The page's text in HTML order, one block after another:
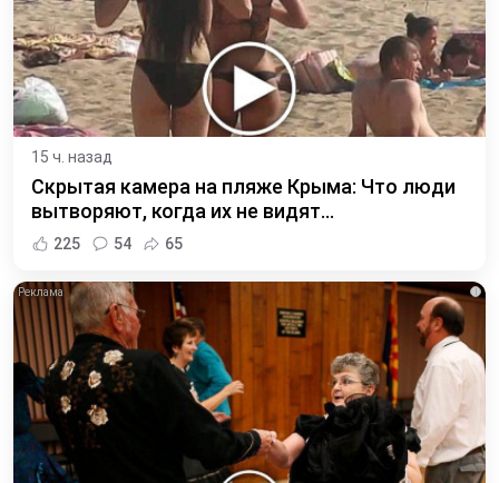
15 ч. назад
Скрытая камера на пляже Крыма: Что люди
вытворяют, когда их не видят...
225 54 65
i